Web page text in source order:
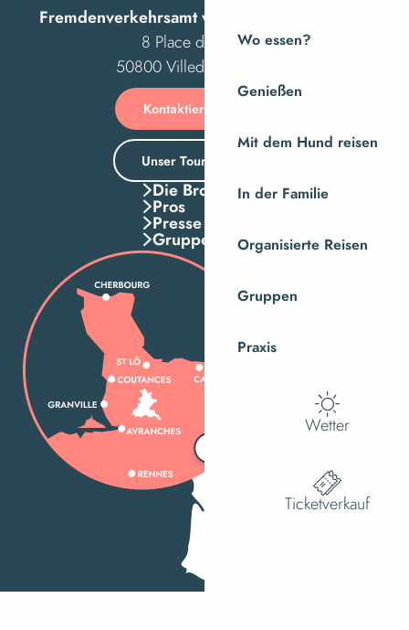
Wo essen?
Genießen
Mit dem Hund reisen
In der Familie
Organisierte Reisen
Gruppen
Praxis
Wetter
Ticketverkauf
Fremdenverkehrsamt von Villedieu Intercom
8 Place des Costils
50800 Villedieu-les-Poêles
Kontaktieren Sie uns
Unser Tourismusbüro
Die Broschuren
Pros
Presse
Gruppen